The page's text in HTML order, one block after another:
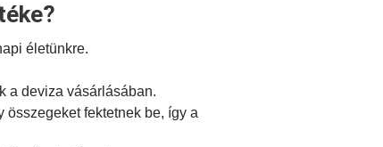
életünkre.
a deviza vásárlásában.
fektetnek be, így a